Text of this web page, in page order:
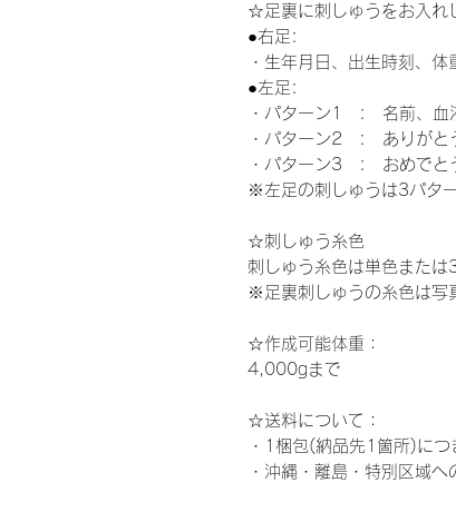
☆足裏に刺しゅうをお入れ
●右足:
・生年月日、出生時刻、体
●左足:
・パターン1 : 名前、血
・パターン2 : ありがと
・パターン3 : おめでと
※左足の刺しゅうは3パタ
☆刺しゅう糸色
刺しゅう糸色は単色または
※足裏刺しゅうの糸色は写
☆作成可能体重：
4,000gまで
☆送料について：
・1梱包(納品先1箇所)に
・沖縄・離島・特別区域へ